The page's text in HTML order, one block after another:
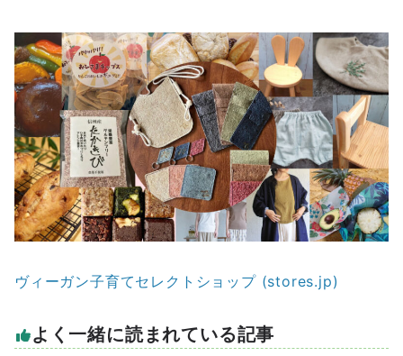
ヴィーガン子育てセレクトショップ (stores.jp)
よく一緒に読まれている記事